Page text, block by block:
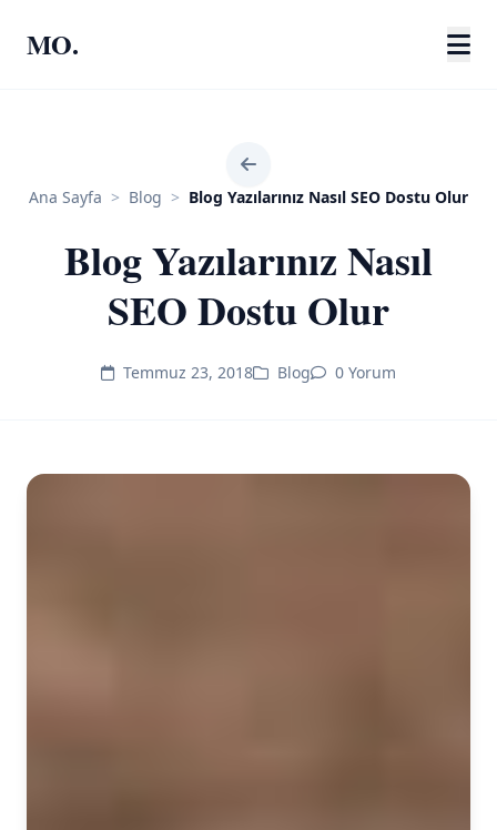
MO.
Ana Sayfa > Blog > Blog Yazılarınız Nasıl SEO Dostu Olur
Blog Yazılarınız Nasıl
SEO Dostu Olur
Temmuz 23, 2018 Blog 0 Yorum